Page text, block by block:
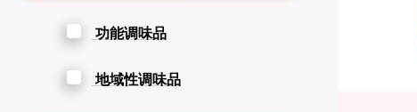
功能调味品
地域性调味品